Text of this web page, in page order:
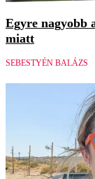
Egyre nagyobb
miatt
SEBESTYÉN BALÁZS